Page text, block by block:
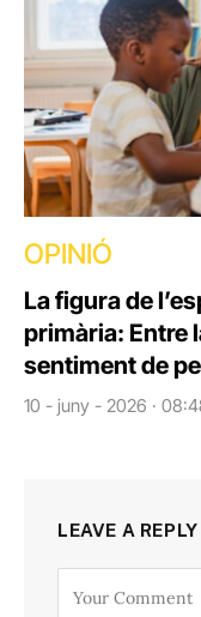
OPINIÓ
La figura de
primària: Entre
sentiment de
10 - juny - 2026 ·
LEAVE A REPLY